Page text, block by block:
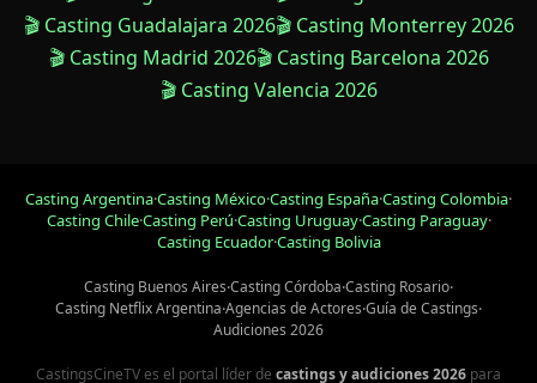
🎬 Casting Guadalajara 2026🎬 Casting Monterrey 2026
🎬 Casting Madrid 2026🎬 Casting Barcelona 2026
🎬 Casting Valencia 2026
Casting Argentina·Casting México·Casting España·Casting Colombia·
Casting Chile·Casting Perú·Casting Uruguay·Casting Paraguay·
Casting Ecuador·Casting Bolivia
Casting Buenos Aires·Casting Córdoba·Casting Rosario·
Casting Netflix Argentina·Agencias de Actores·Guía de Castings·
Audiciones 2026
CastingsCineTV es el portal líder de castings y audiciones 2026 para